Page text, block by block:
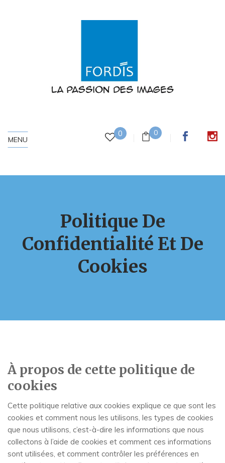
0 0
MENU
Politique De
Confidentialité Et De
Cookies
À propos de cette politique de
cookies
Cette politique relative aux cookies explique ce que sont les
cookies et comment nous les utilisons, les types de cookies
que nous utilisons, c’est-à-dire les informations que nous
collectons à l’aide de cookies et comment ces informations
sont utilisées, et comment contrôler les préférences en